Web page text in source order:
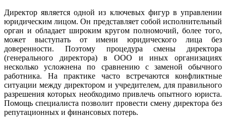
Директор является одной из ключевых фигур в управлении
юридическим лицом. Он представляет собой исполнительный
орган и обладает широким кругом полномочий, более того,
может выступать от имени юридического лица без
доверенности. Поэтому процедура смены директора
(генерального директора) в ООО и иных организациях
несколько усложнена по сравнению с заменой обычного
работника. На практике часто встречаются конфликтные
ситуации между директором и учредителем, для правильного
разрешения которых необходимо привлечь опытного юриста.
Помощь специалиста позволит провести смену директора без
репутационных и финансовых потерь.